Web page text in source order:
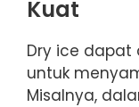
Kuat
Dry ice
untuk
Misalnya,